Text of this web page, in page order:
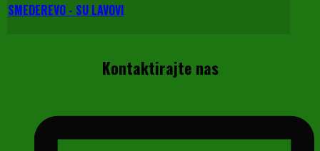
SMEDEREVO - SU LAVOVI
Kontaktirajte nas